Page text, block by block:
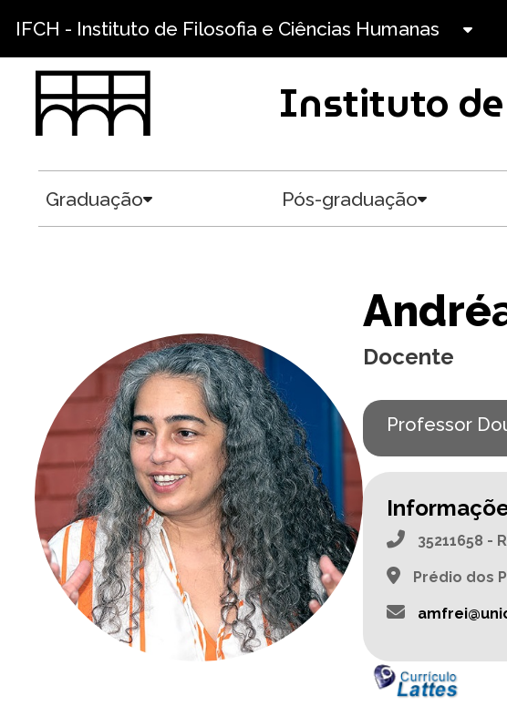
IFCH - Instituto de Filosofia e Ciências Humanas
Instituto de
Graduação Pós-graduação
Docente
Professor
35211658 -
Prédio dos